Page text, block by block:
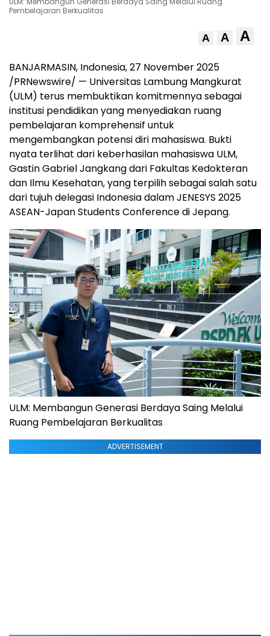
Pembelajaran Berkualitas
A A A
BANJARMASIN, Indonesia,27 November 2025
/PRNewswire/ — Universitas Lambung Mangkurat
(ULM) terus membuktikan komitmennya sebagai
institusi pendidikan yang menyediakan ruang
pembelajaran komprehensif untuk
mengembangkan potensi diri mahasiswa. Bukti
nyata terlihat dari keberhasilan mahasiswa ULM,
Gastin Gabriel Jangkang dari Fakultas Kedokteran
dan Ilmu Kesehatan, yang terpilih sebagai salah satu
dari tujuh delegasi Indonesiadalam JENESYS 2025
ASEAN-Japan Students Conference di Jepang.
ULM: Membangun Generasi Berdaya Saing Melalui
Ruang Pembelajaran Berkualitas
ADVERTISEMENT